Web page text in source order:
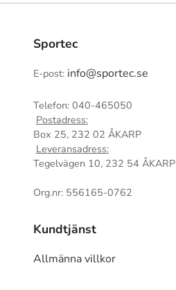
Sportec
E-post: info@sportec.se
Telefon: 040-465050
Postadress:
Box 25, 232 02 ÅKARP
Leveransadress:
Tegelvägen 10, 232 54 ÅKARP
Org.nr: 556165-0762
Kundtjänst
Allmänna villkor